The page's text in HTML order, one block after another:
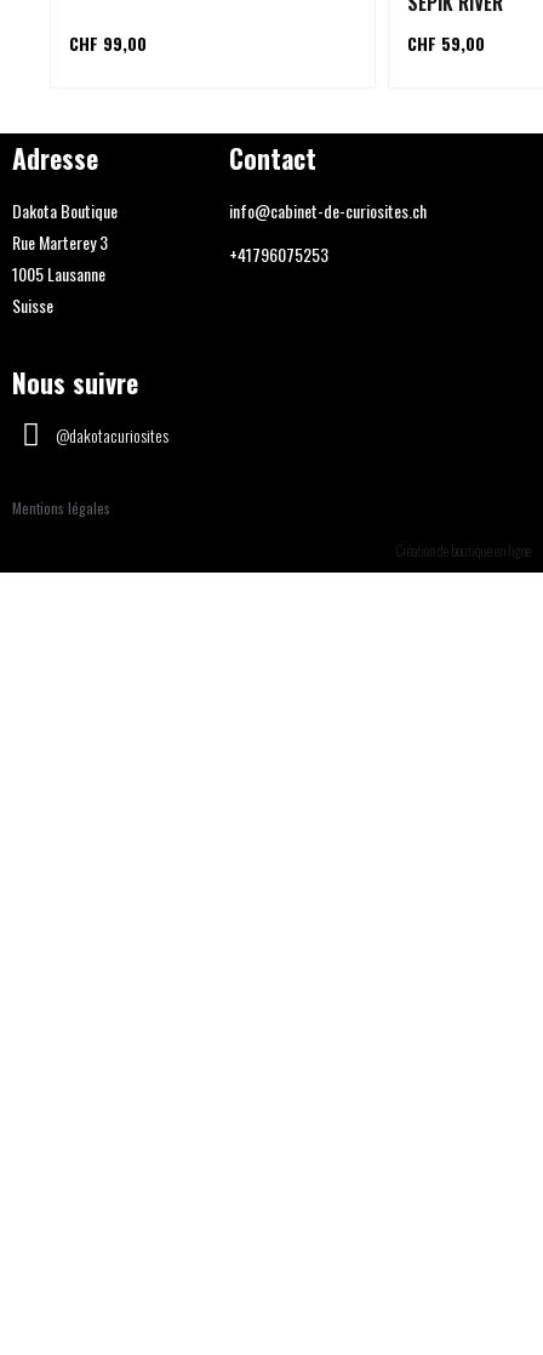
CHF 99,00 CHF 59,00
Adresse
Dakota Boutique
Rue Marterey 3
1005 Lausanne
Suisse
Contact
info@cabinet-de-curiosites.ch
+41796075253
Nous suivre
@dakotacuriosites
Mentions légales
Création de boutique en ligne